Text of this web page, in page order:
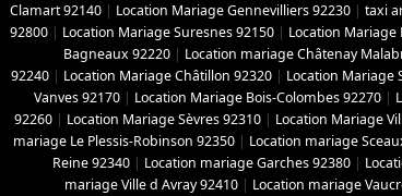
Clamart 92140 | Location Mariage Gennevilliers 92230 | taxi
92800 | Location Mariage Suresnes 92150 | Location
Bagneaux 92220 | Location mariage Châtenay
92240 | Location Mariage Châtillon 92320 | Location Mariage
Vanves 92170 | Location Mariage Bois-Colombes 92270 |
92260 | Location Mariage Sèvres 92310 | Location Mariage
mariage Le Plessis-Robinson 92350 | Location mariage
Reine 92340 | Location mariage Garches 92380 |
mariage Ville d Avray 92410 | Location mariage